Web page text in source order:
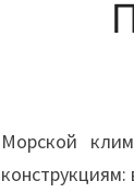
Морской